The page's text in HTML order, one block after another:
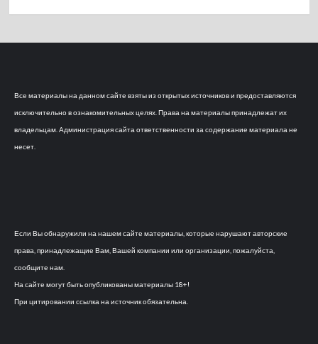
Все материалы на данном сайте взяты из открытых источников и предоставляются
исключительно в ознакомительных целях. Права на материалы принадлежат их
владельцам. Администрация сайта ответственности за содержание материала не
несет.
Если Вы обнаружили на нашем сайте материалы, которые нарушают авторские
права, принадлежащие Вам, Вашей компании или организации, пожалуйста,
сообщите нам.
На сайте могут быть опубликованы материалы 18+!
При цитировании ссылка на источник обязательна.